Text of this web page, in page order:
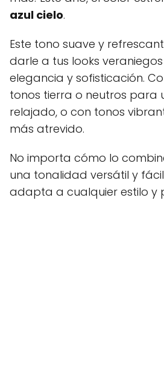
azul cielo.
Este tono suave y
darle a tus looks
elegancia y sofisticación.
tonos tierra o neutros para
relajado, o con tonos
más atrevido.
No importa cómo lo
una tonalidad versátil y
adapta a cualquier estilo y